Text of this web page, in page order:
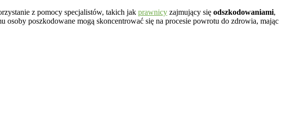
z pomocy specjalistów, takich jak prawnicy zajmujący się odszkodowaniami,
poszkodowane mogą skoncentrować się na procesie powrotu do zdrowia, mając